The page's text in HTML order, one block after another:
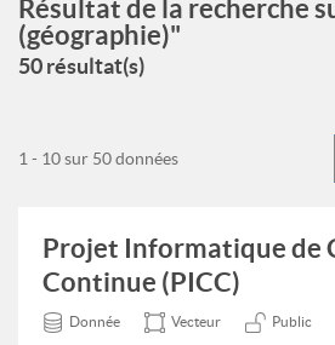
Résultat de la recherche
(géographie)"
50 résultat(s)
1 - 10 sur 50 données
Projet Informatique de
Continue (PICC)
Donnée Vecteur Public